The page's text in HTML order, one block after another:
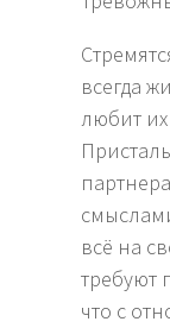
всегда
любит
всё на
требуют
что с